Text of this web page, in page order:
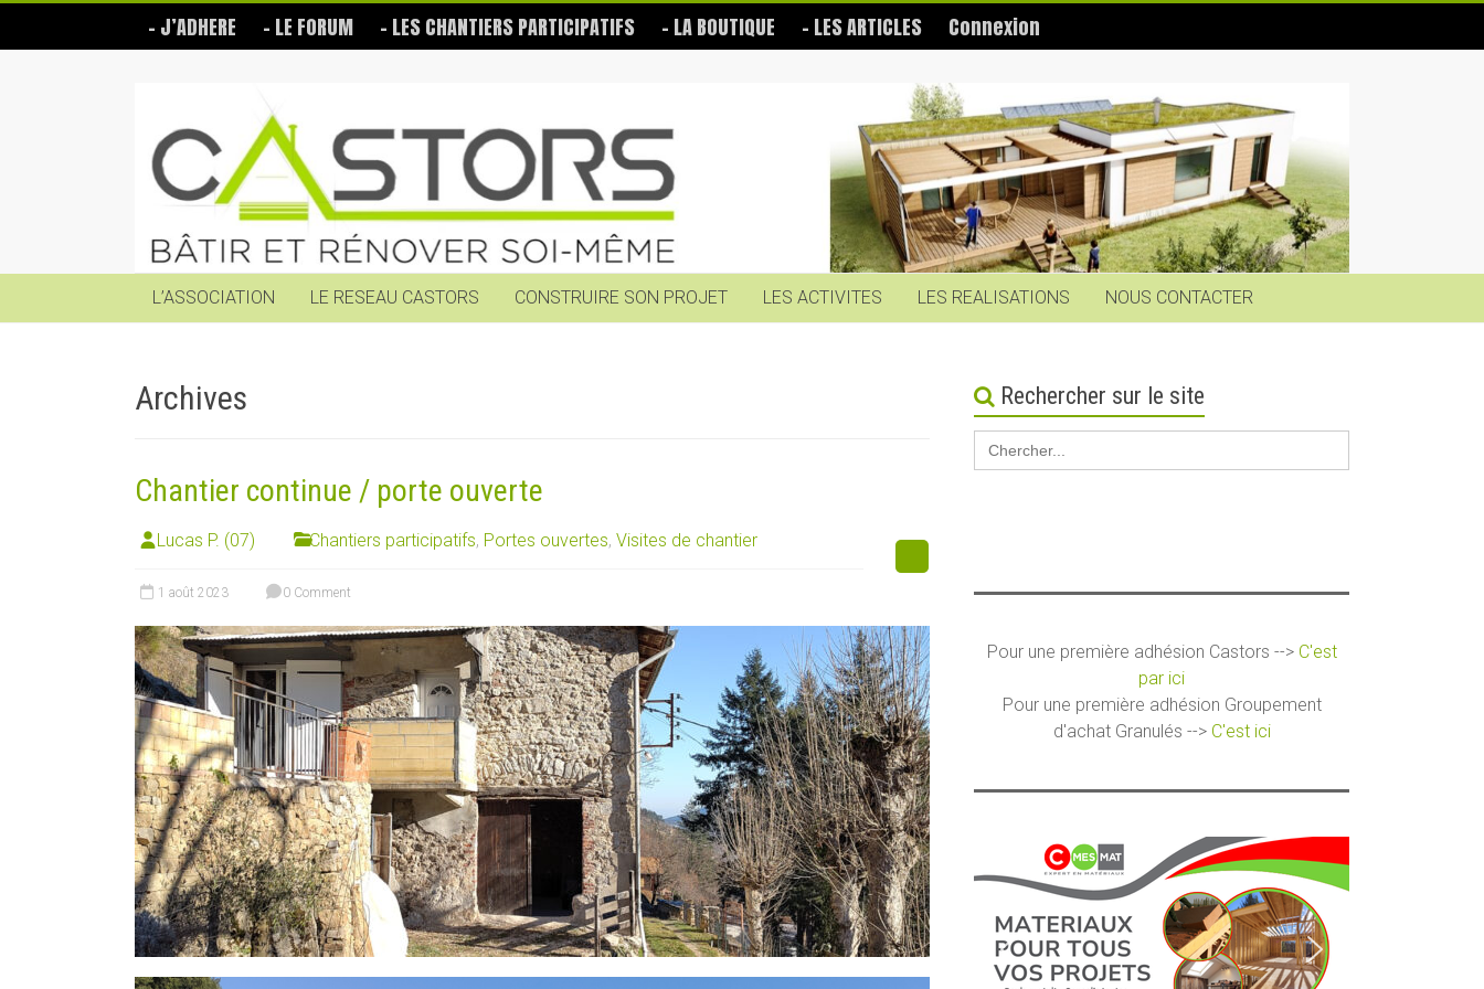
content
– J’ADHERE – LE FORUM – LES CHANTIERS PARTICIPATIFS – LA BOUTIQUE – LES ARTICLES Connexion
Castors
Bâtir
soi-
même
L’ASSOCIATION
LE RESEAU CASTORS CONSTRUIRE SON PROJET LES ACTIVITES LES REALISATIONS NOUS CONTACTER
Archives
Chantier continue / porte ouverte
Lucas P. (07) Chantiers participatifs, Portes ouvertes, Visites de chantier
1 août 2023 0 Comment
Rechercher sur le site
Search
for:
Pour une première adhésion Castors --> C'est
par ici
Pour une première adhésion Groupement
d'achat Granulés --> C'est ici